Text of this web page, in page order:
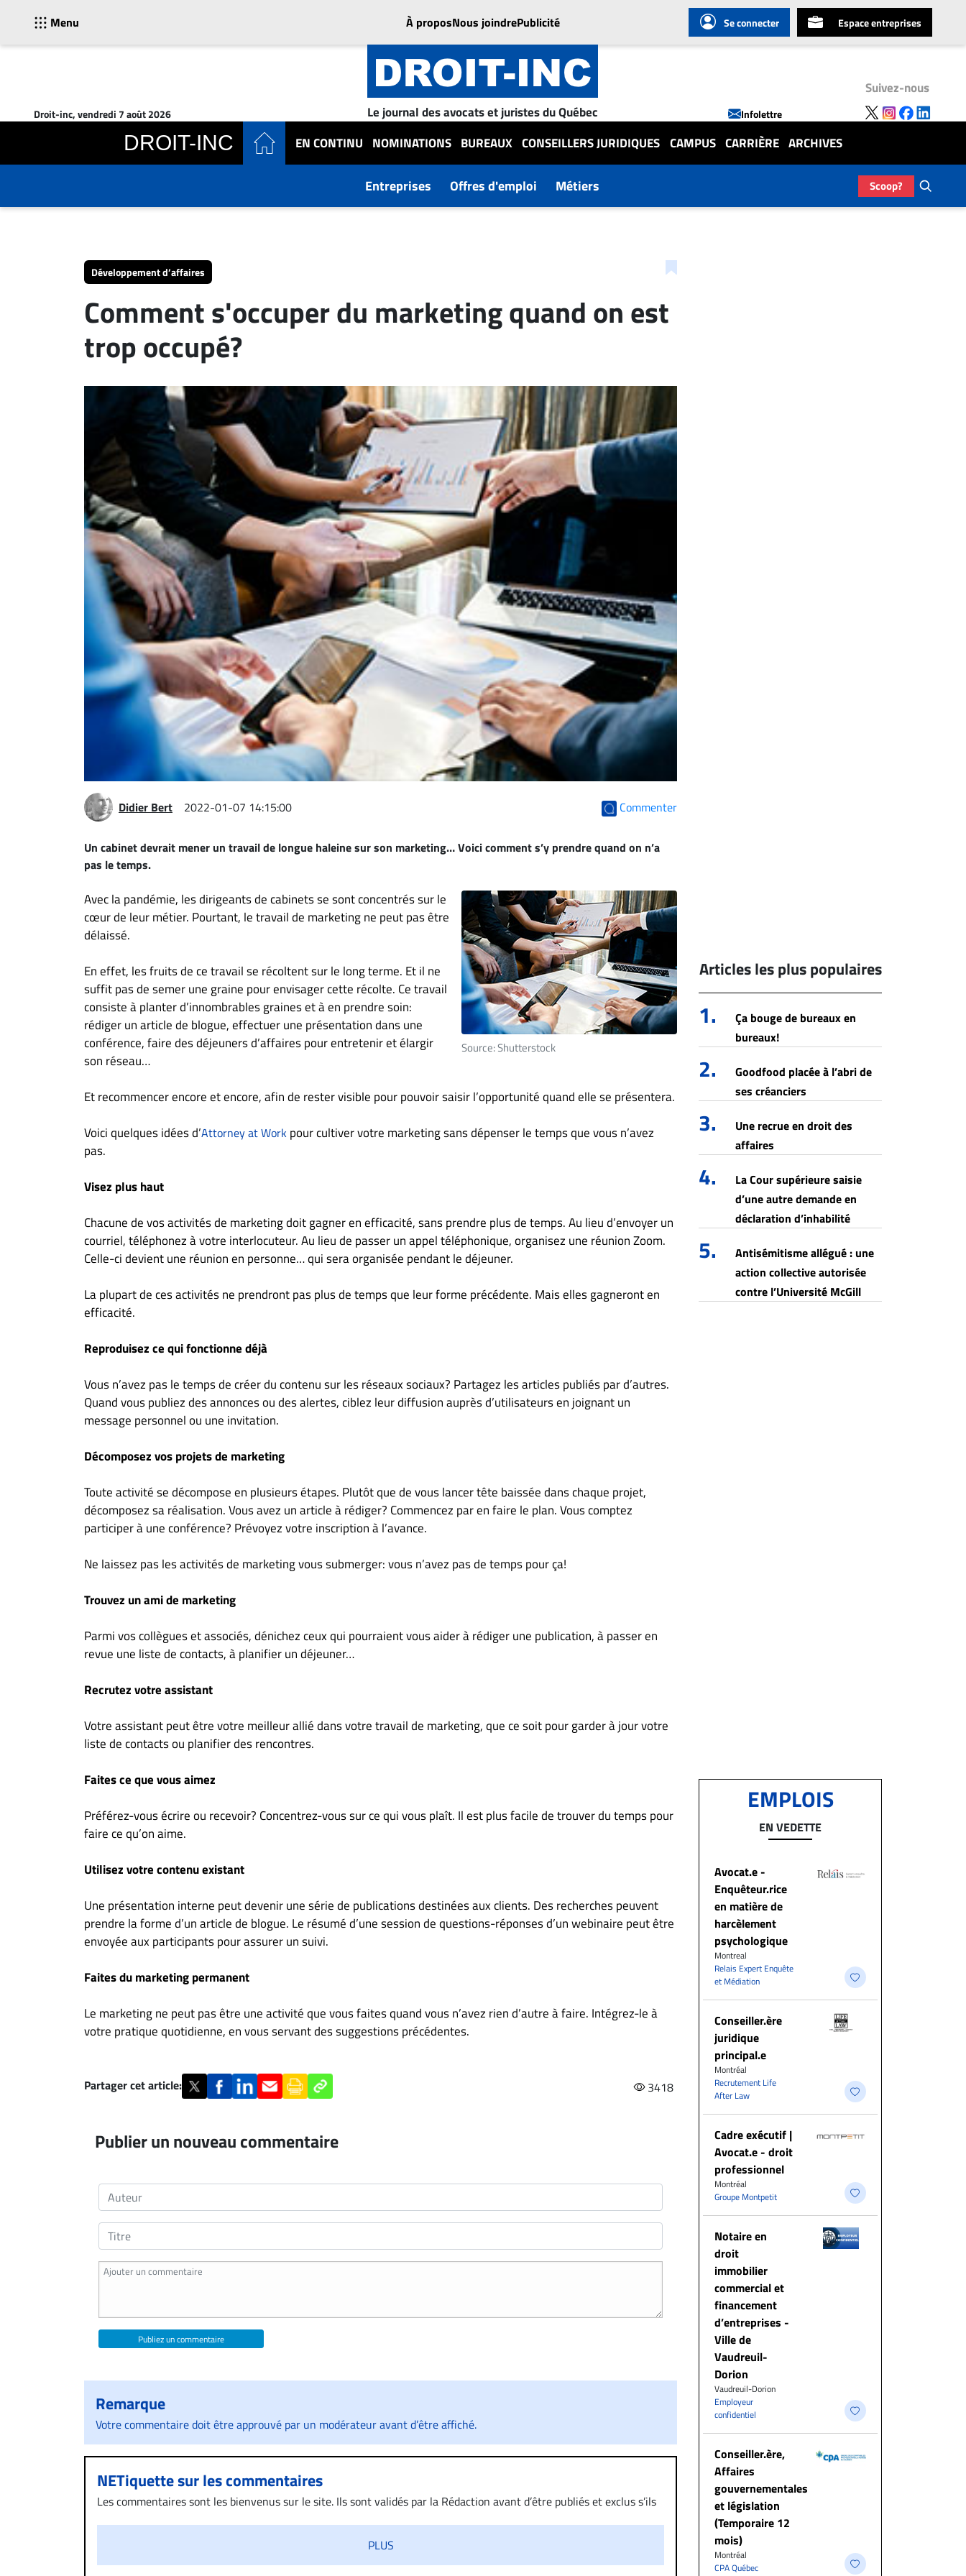
Menu À proposNous joindrePublicité Se connecter Espace entreprises
Droit-inc, vendredi 7 août 2026 Le journal des avocats et juristes du Québec Infolettre
Suivez-nous
DROIT-INC EN CONTINU NOMINATIONS BUREAUX CONSEILLERS JURIDIQUES CAMPUS CARRIÈRE ARCHIVES
Entreprises Offres d'emploi Métiers Scoop?
En
Nominations
Conseillers
CARRIÈRE
ENTREPRISES
recrutements
TROUVEZ-
confidentialité
Développement d’affaires
Comment s'occuper du marketing quand on est
trop occupé?
Didier Bert 2022-01-07 14:15:00 Commenter
Un cabinet devrait mener un travail de longue haleine sur son marketing… Voici comment s’y prendre quand on n’a
pas le temps.
Source: Shutterstock
Avec la pandémie, les dirigeants de cabinets se sont concentrés sur le
cœur de leur métier. Pourtant, le travail de marketing ne peut pas être
délaissé.
En effet, les fruits de ce travail se récoltent sur le long terme. Et il ne
suffit pas de semer une graine pour envisager cette récolte. Ce travail
consiste à planter d’innombrables graines et à en prendre soin:
rédiger un article de blogue, effectuer une présentation dans une
conférence, faire des déjeuners d’affaires pour entretenir et élargir
son réseau…
Et recommencer encore et encore, afin de rester visible pour pouvoir saisir l’opportunité quand elle se présentera.
Voici quelques idées d’Attorney at Work pour cultiver votre marketing sans dépenser le temps que vous n’avez
pas.
Visez plus haut
Chacune de vos activités de marketing doit gagner en efficacité, sans prendre plus de temps. Au lieu d’envoyer un
courriel, téléphonez à votre interlocuteur. Au lieu de passer un appel téléphonique, organisez une réunion Zoom.
Celle-ci devient une réunion en personne… qui sera organisée pendant le déjeuner.
La plupart de ces activités ne prendront pas plus de temps que leur forme précédente. Mais elles gagneront en
efficacité.
Reproduisez ce qui fonctionne déjà
Vous n’avez pas le temps de créer du contenu sur les réseaux sociaux? Partagez les articles publiés par d’autres.
Quand vous publiez des annonces ou des alertes, ciblez leur diffusion auprès d’utilisateurs en joignant un
message personnel ou une invitation.
Décomposez vos projets de marketing
Toute activité se décompose en plusieurs étapes. Plutôt que de vous lancer tête baissée dans chaque projet,
décomposez sa réalisation. Vous avez un article à rédiger? Commencez par en faire le plan. Vous comptez
participer à une conférence? Prévoyez votre inscription à l’avance.
Ne laissez pas les activités de marketing vous submerger: vous n’avez pas de temps pour ça!
Trouvez un ami de marketing
Parmi vos collègues et associés, dénichez ceux qui pourraient vous aider à rédiger une publication, à passer en
revue une liste de contacts, à planifier un déjeuner…
Recrutez votre assistant
Votre assistant peut être votre meilleur allié dans votre travail de marketing, que ce soit pour garder à jour votre
liste de contacts ou planifier des rencontres.
Faites ce que vous aimez
Préférez-vous écrire ou recevoir? Concentrez-vous sur ce qui vous plaît. Il est plus facile de trouver du temps pour
faire ce qu’on aime.
Utilisez votre contenu existant
Une présentation interne peut devenir une série de publications destinées aux clients. Des recherches peuvent
prendre la forme d’un article de blogue. Le résumé d’une session de questions-réponses d’un webinaire peut être
envoyée aux participants pour assurer un suivi.
Faites du marketing permanent
Le marketing ne peut pas être une activité que vous faites quand vous n’avez rien d’autre à faire. Intégrez-le à
votre pratique quotidienne, en vous servant des suggestions précédentes.
Partager cet article: 3418
Publier un nouveau commentaire
Publiez un commentaire
Remarque
Votre commentaire doit être approuvé par un modérateur avant d’être affiché.
NETiquette sur les commentaires
Les commentaires sont les bienvenus sur le site. Ils sont validés par la Rédaction avant d’être publiés et exclus s’ils
Si votre demande apparait légitime, le commentaire sera retiré sur le champ. Vous pouvez également utiliser
l’espace dédié aux commentaires pour publier, dans les mêmes conditions de validation, un droit de réponse.
PLUS
Articles les plus populaires
1.
Ça bouge de bureaux en
bureaux!
2.
Goodfood placée à l’abri de
ses créanciers
3.
Une recrue en droit des
affaires
4.
La Cour supérieure saisie
d’une autre demande en
déclaration d’inhabilité
5.
Antisémitisme allégué : une
action collective autorisée
contre l’Université McGill
EMPLOIS
EN VEDETTE
Avocat.e -
Enquêteur.rice
en matière de
harcèlement
psychologique
Montreal
Relais Expert Enquête
et Médiation
Conseiller.ère
juridique
principal.e
Montréal
Recrutement Life
After Law
Cadre exécutif |
Avocat.e - droit
professionnel
Montréal
Groupe Montpetit
Notaire en
droit
immobilier
commercial et
financement
d’entreprises -
Ville de
Vaudreuil-
Dorion
Vaudreuil-Dorion
Employeur
confidentiel
Conseiller.ère,
Affaires
gouvernementales
et législation
(Temporaire 12
mois)
Montréal
CPA Québec